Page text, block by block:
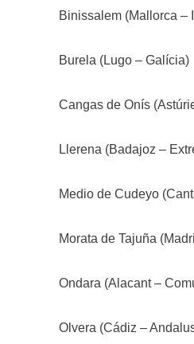
Binissalem (Mallorca –
Burela (Lugo – Galícia)
Cangas de Onís
Llerena (Badajoz –
Medio de Cudeyo
Morata de Tajuña
Ondara (Alacant –
Olvera (Cádiz –